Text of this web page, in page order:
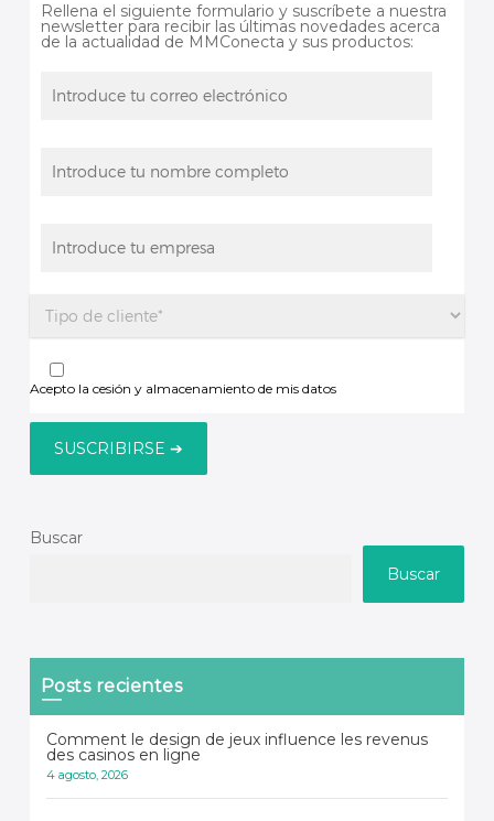
Rellena el siguiente formulario y suscríbete a nuestra
newsletter para recibir las últimas novedades acerca
de la actualidad de MMConecta y sus productos:
Acepto la cesión y almacenamiento de mis datos
Buscar
Buscar
Posts recientes
Comment le design de jeux influence les revenus
des casinos en ligne
4 agosto, 2026